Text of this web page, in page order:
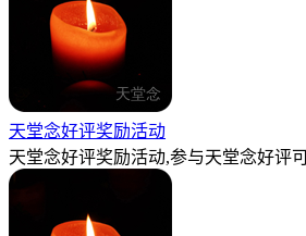
天堂念好评奖励活动
天堂念好评奖励活动,参与天堂念好评